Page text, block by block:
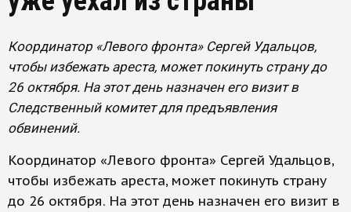
Координатор «Левого фронта» Сергей Удальцов,
чтобы избежать ареста, может покинуть страну до
26 октября. На этот день назначен его визит в
Следственный комитет для предъявления
обвинений.
Координатор «Левого фронта» Сергей Удальцов,
чтобы избежать ареста, может покинуть страну
до 26 октября. На этот день назначен его визит в